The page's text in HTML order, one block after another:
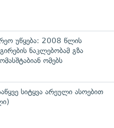
უწყება: 2008 წლის
ნაკლებობამ გზა
ომებს
სიტყვა არეული ასოებით